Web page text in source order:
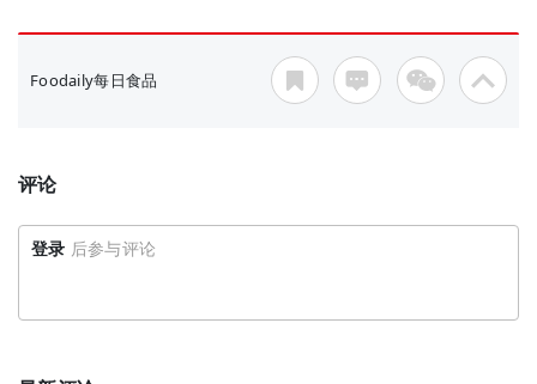
Foodaily每日食品
评论
登录 后参与评论